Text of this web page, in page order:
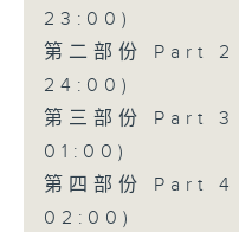
23:00)
第二部份 Part
24:00)
第三部份 Part
01:00)
第四部份 Part
02:00)